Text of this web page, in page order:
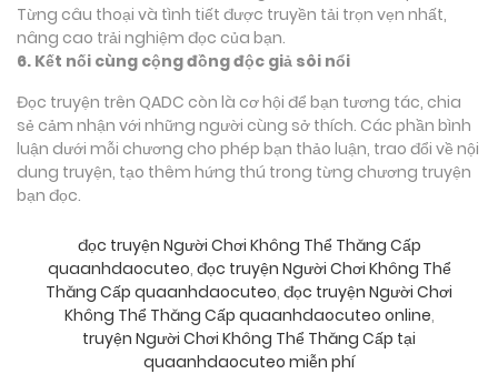
Từng câu thoại và tình tiết được truyền tải trọn vẹn nhất,
nâng cao trải nghiệm đọc của bạn.
6. Kết nối cùng cộng đồng độc giả sôi nổi
Đọc truyện trên QADC còn là cơ hội để bạn tương tác, chia
sẻ cảm nhận với những người cùng sở thích. Các phần bình
luận dưới mỗi chương cho phép bạn thảo luận, trao đổi về nội
dung truyện, tạo thêm hứng thú trong từng chương truyện
bạn đọc.
đọc truyện Người Chơi Không Thể Thăng Cấp
quaanhdaocuteo, đọc truyện Người Chơi Không Thể
Thăng Cấp quaanhdaocuteo, đọc truyện Người Chơi
Không Thể Thăng Cấp quaanhdaocuteo online,
truyện Người Chơi Không Thể Thăng Cấp tại
quaanhdaocuteo miễn phí